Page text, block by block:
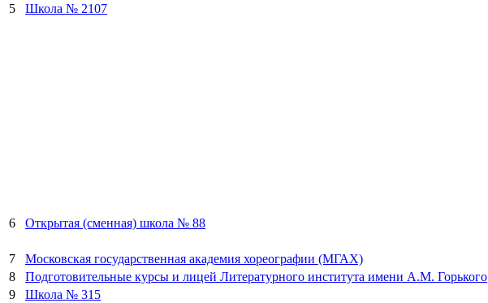
5
Школа № 2107
6
Открытая (сменная) школа № 88
7
Московская государственная академия хореографии (МГАХ)
8
Подготовительные курсы и лицей Литературного института имени А.М. Горького
9
Школа № 315